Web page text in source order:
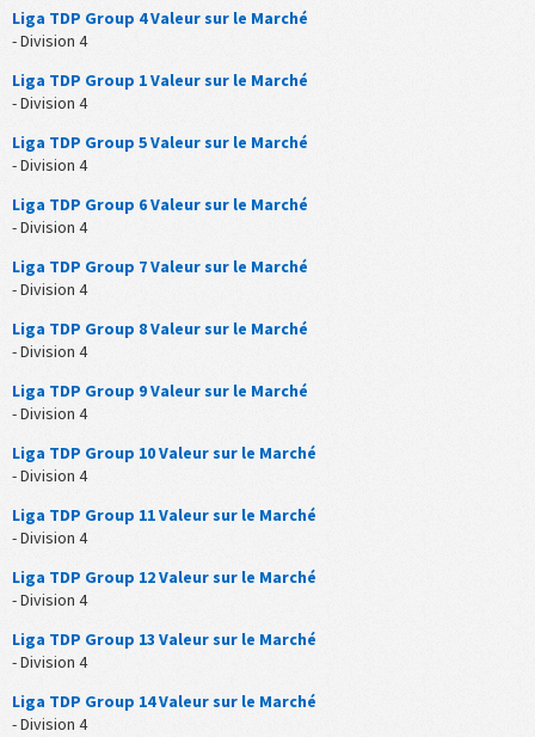
Liga TDP Group 4 Valeur sur le Marché
- Division 4
Liga TDP Group 1 Valeur sur le Marché
- Division 4
Liga TDP Group 5 Valeur sur le Marché
- Division 4
Liga TDP Group 6 Valeur sur le Marché
- Division 4
Liga TDP Group 7 Valeur sur le Marché
- Division 4
Liga TDP Group 8 Valeur sur le Marché
- Division 4
Liga TDP Group 9 Valeur sur le Marché
- Division 4
Liga TDP Group 10 Valeur sur le Marché
- Division 4
Liga TDP Group 11 Valeur sur le Marché
- Division 4
Liga TDP Group 12 Valeur sur le Marché
- Division 4
Liga TDP Group 13 Valeur sur le Marché
- Division 4
Liga TDP Group 14 Valeur sur le Marché
- Division 4